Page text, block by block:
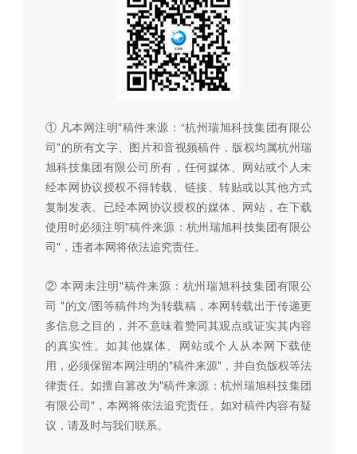
① 凡本网注明"稿件来源：“杭州瑞旭科技集团有限公
司"的所有文字、图片和音视频稿件，版权均属杭州瑞
旭科技集团有限公司所有，任何媒体、网站或个人未
经本网协议授权不得转载、链接、转贴或以其他方式
复制发表。已经本网协议授权的媒体、网站，在下载
使用时必须注明"稿件来源：杭州瑞旭科技集团有限公
司"，违者本网将依法追究责任。
② 本网未注明"稿件来源：杭州瑞旭科技集团有限公
司 "的文/图等稿件均为转载稿，本网转载出于传递更
多信息之目的，并不意味着赞同其观点或证实其内容
的真实性。如其他媒体、网站或个人从本网下载使
用，必须保留本网注明的"稿件来源"，并自负版权等法
律责任。如擅自篡改为"稿件来源：杭州瑞旭科技集团
有限公司"，本网将依法追究责任。如对稿件内容有疑
议，请及时与我们联系。